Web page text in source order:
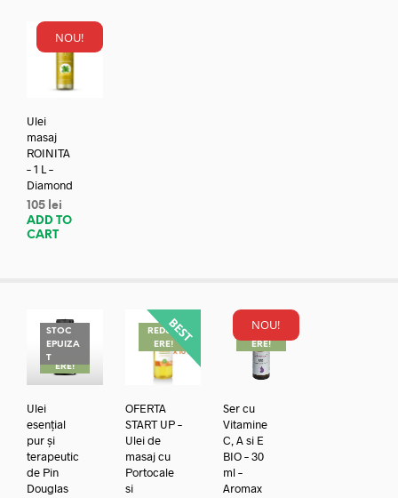
NOU!
Ulei
masaj
ROINITA
– 1 L –
Diamond
105 lei
ADD TO
CART
STOC
EPUIZA
TREDUC
ERE!
Ulei
esențial
pur și
terapeutic
de Pin
Douglas
REDUC
ERE!
OFERTA
START UP –
Ulei de
masaj cu
Portocale
si
NOU!
REDUC
ERE!
Ser cu
Vitamine
C, A si E
BIO – 30
ml –
Aromax